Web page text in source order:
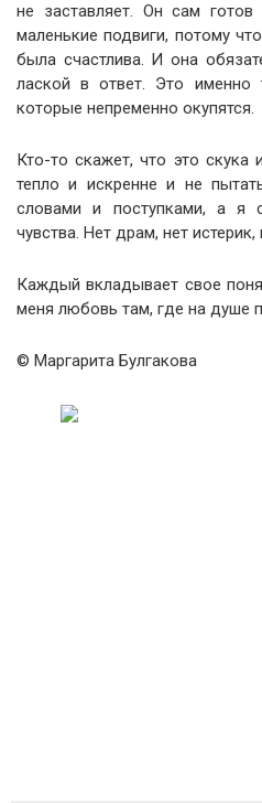
не заставляет. Он сам
маленькие подвиги, потому
была счастлива. И она
лаской в ответ. Это именно
которые непременно окупятся.
Кто-то скажет, что это
тепло и искренне и не
словами и поступками, а я
чувства. Нет драм, нет истерик,
Каждый вкладывает свое
меня любовь там, где на душе
© Маргарита Булгакова